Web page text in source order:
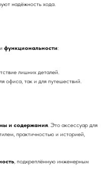
надёжность хода.
и функциональности:
лишних деталей.
офиса, так и для путешествий.
и содержания. Это аксессуар для
практичностью и историей,
, подкреплённую инженерным